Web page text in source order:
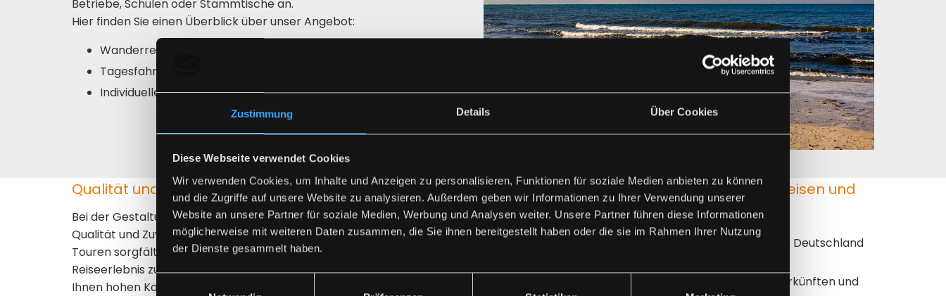
Zustimmung Details Über Cookies
Diese Webseite verwendet Cookies
Wir verwenden Cookies, um Inhalte und Anzeigen zu personalisieren, Funktionen für soziale Medien anbieten zu können
und die Zugriffe auf unsere Website zu analysieren. Außerdem geben wir Informationen zu Ihrer Verwendung unserer
Website an unsere Partner für soziale Medien, Werbung und Analysen weiter. Unsere Partner führen diese Informationen
möglicherweise mit weiteren Daten zusammen, die Sie ihnen bereitgestellt haben oder die sie im Rahmen Ihrer Nutzung
der Dienste gesammelt haben.
Betriebe, Schulen oder Stammtische an.
Hier finden Sie einen Überblick über unser Angebot:
Wanderreisen in Deutschland und Europa
Tagesfahrten und mehrtägige Ausflüge
Individuelle Charterfahrten für Gruppen
Qualität und Sicherheit zu vernünftigen Preisen
Bei der Gestaltung unserer Reisen legen wir besonderen Wert auf
Qualität und Zuverlässigkeit zu fairen Preisen. Wir planen unsere
Touren sorgfältig, um Ihnen ein angenehmes und sicheres
Reiseerlebnis zu garantieren. Unsere modernen Reisebusse bieten
Ihnen hohen Komfort und ermöglichen es uns, Reisen z.T. bereits ab
Entdecken Sie die Vielfalt unserer Wanderreisen und
Ausflüge
Geführte Wanderreisen zu verschiedenen Zielen in Deutschland
Mehrtägige Wanderreisen mit komfortablen Unterkünften und